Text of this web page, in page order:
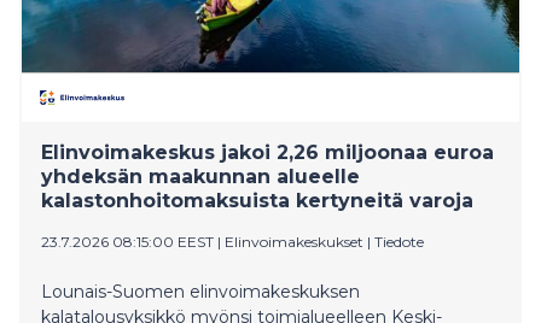
Elinvoimakeskus jakoi 2,26 miljoonaa euroa
yhdeksän maakunnan alueelle
kalastonhoitomaksuista kertyneitä varoja
23.7.2026 08:15:00 EEST | Elinvoimakeskukset | Tiedote
Lounais-Suomen elinvoimakeskuksen
kalatalousyksikkö myönsi toimialueelleen Keski-